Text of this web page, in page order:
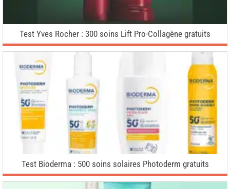
Test Yves Rocher : 300 soins Lift Pro-Collagène gratuits
Test Bioderma : 500 soins solaires Photoderm gratuits